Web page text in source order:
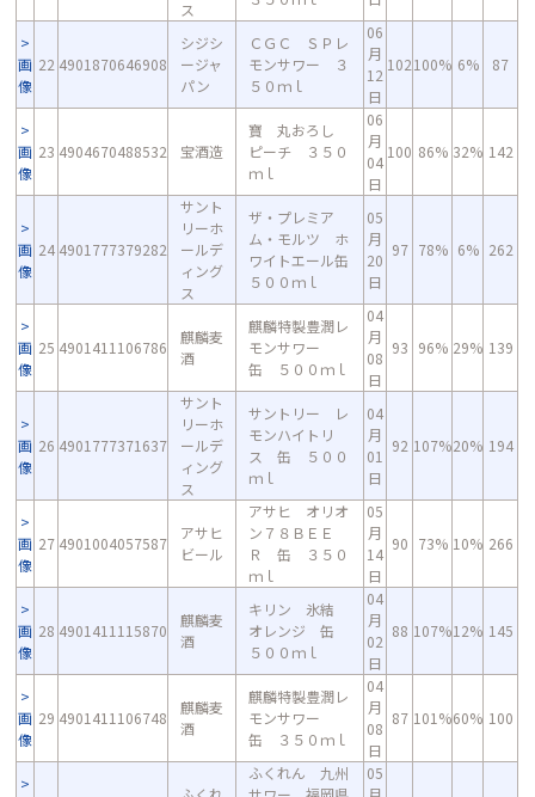
ス
画
像
22 4901870646908
シジシ
ージャ
パン
ＣＧＣ ＳＰレ
モンサワー ３
５０ｍｌ
06
月
12
日
102100% 6% 87
画
像
23 4904670488532 宝酒造
寶 丸おろし
ピーチ ３５０
ｍｌ
06
月
04
日
100 86% 32% 142
画
像
24 4901777379282
サント
リーホ
ールデ
ィング
ス
ザ・プレミア
ム・モルツ ホ
ワイトエール缶
５００ｍｌ
05
月
20
日
97 78% 6% 262
画
像
25 4901411106786
麒麟麦
酒
麒麟特製豊潤レ
モンサワー
缶 ５００ｍｌ
04
月
08
日
93 96% 29% 139
画
像
26 4901777371637
サント
リーホ
ールデ
ィング
ス
サントリー レ
モンハイトリ
ス 缶 ５００
ｍｌ
04
月
01
日
92 107%20% 194
画
像
27 4901004057587
アサヒ
ビール
アサヒ オリオ
ン７８ＢＥＥ
Ｒ 缶 ３５０
ｍｌ
05
月
14
日
90 73% 10% 266
画
像
28 4901411115870
麒麟麦
酒
キリン 氷結
オレンジ 缶
５００ｍｌ
04
月
02
日
88 107%12% 145
画
像
29 4901411106748
麒麟麦
酒
麒麟特製豊潤レ
モンサワー
缶 ３５０ｍｌ
04
月
08
日
87 101%60% 100
ふくれん 九州
05